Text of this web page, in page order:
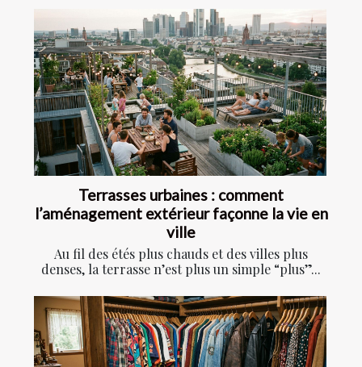
Terrasses urbaines : comment
l’aménagement extérieur façonne la vie en
ville
Au fil des étés plus chauds et des villes plus
denses, la terrasse n’est plus un simple “plus”...